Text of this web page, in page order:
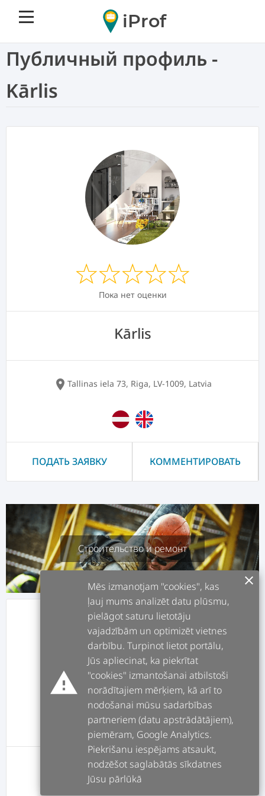
iProf
Публичный профиль -
Kārlis
Пока нет оценки
Kārlis
location_on Tallinas iela 73, Riga, LV-1009, Latvia
ПОДАТЬ ЗАЯВКУ КОММЕНТИРОВАТЬ
Строительство и ремонт
infoО СЕБЕ
assignment РАБОТЫ
forumПОСТЫ
ОТЗЫВЫ
У этого пользователя пока нет постов
warning
Mēs izmanotjam "cookies", kas
ļauj mums analizēt datu plūsmu,
pielāgot saturu lietotāju
vajadzībām un optimizēt vietnes
darbību. Turpinot lietot portālu,
Jūs apliecinat, ka piekrītat
"cookies" izmantošanai atbilstoši
norādītajiem mērķiem, kā arī to
nodošanai mūsu sadarbības
partneriem (datu apstrādātājiem),
piemēram, Google Analytics.
Piekrišanu iespējams atsaukt,
nodzēšot saglabātās sīkdatnes
Jūsu pārlūkā
clear